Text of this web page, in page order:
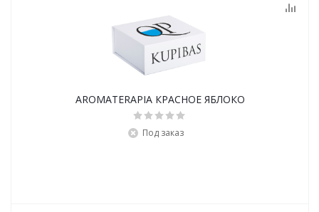
AROMATERAPIA КРАСНОЕ ЯБЛОКО
Под заказ